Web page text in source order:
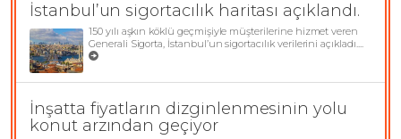
İstanbul’un sigortacılık haritası açıklandı.
150 yılı aşkın köklü geçmişiyle müşterilerine hizmet veren
Generali Sigorta, İstanbul’un sigortacılık verilerini açıkladı....
İnşatta fiyatların dizginlenmesinin yolu
konut arzından geçiyor